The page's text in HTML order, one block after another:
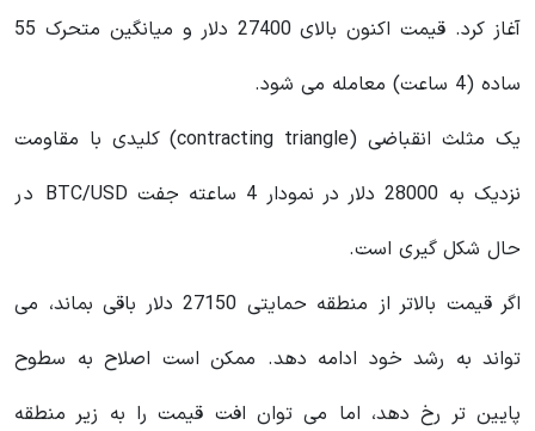
آغاز کرد. قیمت اکنون بالای 27400 دلار و میانگین متحرک 55
ساده (4 ساعت) معامله می شود.
یک مثلث انقباضی (contracting triangle) کلیدی با مقاومت
نزدیک به 28000 دلار در نمودار 4 ساعته جفت BTC/USD در
حال شکل گیری است.
اگر قیمت بالاتر از منطقه حمایتی 27150 دلار باقی بماند، می
تواند به رشد خود ادامه دهد. ممکن است اصلاح به سطوح
پایین تر رخ دهد، اما می توان افت قیمت را به زیر منطقه